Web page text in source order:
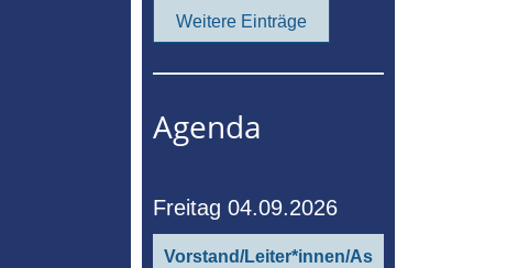
Weitere Einträge
Agenda
Freitag 04.09.2026
Vorstand/Leiter*innen/As